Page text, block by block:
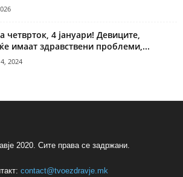
четврток, 4 јануари! Девиците,
имаат здравствени проблеми,...
2024
2020. Сите права се задржани.
contact@tvoezdravje.mk